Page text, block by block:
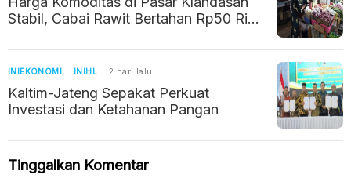
Stabil, Cabai Rawit Bertahan Rp50 Ribu
INIEKONOMI INIHL 2 hari lalu
Kaltim-Jateng Sepakat Perkuat
Investasi dan Ketahanan Pangan
Tinggalkan Komentar